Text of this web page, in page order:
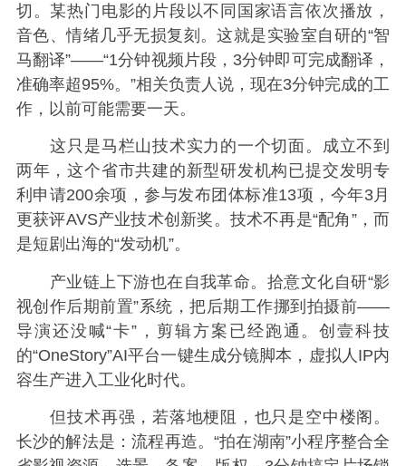
切。某热门电影的片段以不同国家语言依次播放，
音色、情绪几乎无损复刻。这就是实验室自研的“智
马翻译”——“1分钟视频片段，3分钟即可完成翻译，
准确率超95%。”相关负责人说，现在3分钟完成的工
作，以前可能需要一天。
这只是马栏山技术实力的一个切面。成立不到
两年，这个省市共建的新型研发机构已提交发明专
利申请200余项，参与发布团体标准13项，今年3月
更获评AVS产业技术创新奖。技术不再是“配角”，而
是短剧出海的“发动机”。
产业链上下游也在自我革命。拾意文化自研“影
视创作后期前置”系统，把后期工作挪到拍摄前——
导演还没喊“卡”，剪辑方案已经跑通。创壹科技
的“OneStory”AI平台一键生成分镜脚本，虚拟人IP内
容生产进入工业化时代。
但技术再强，若落地梗阻，也只是空中楼阁。
长沙的解法是：流程再造。“拍在湖南”小程序整合全